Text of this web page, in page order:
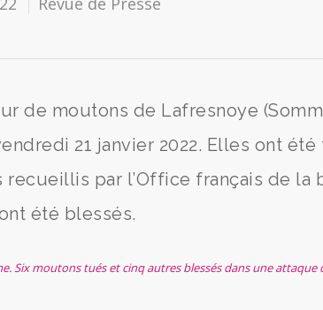
de moutons de Lafresnoye
21 janvier 2022. Elles ont
recueillis par l’Office français de la
été blessés.
Six moutons tués et cinq autres blessés dans une attaque